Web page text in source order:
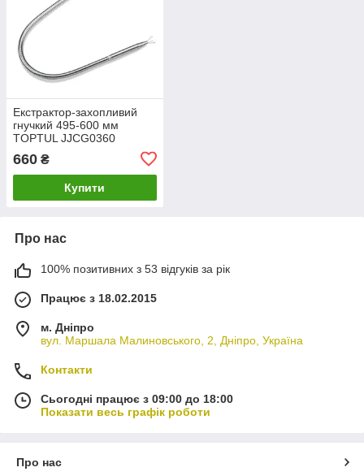
Екстрактор-захопливий
гнучкий 495-600 мм
TOPTUL JJCG0360
660 ₴
Купити
Про нас
100% позитивних з 53 відгуків за рік
Працює з 18.02.2015
м. Дніпро
вул. Маршала Малиновського, 2, Дніпро, Україна
Контакти
Сьогодні працює з 09:00 до 18:00
Показати весь графік роботи
Про нас